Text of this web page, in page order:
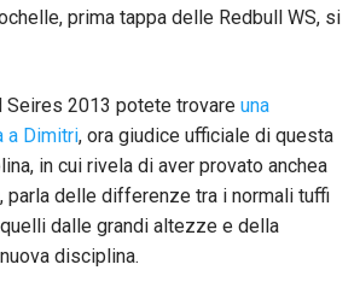
prima tappa delle Redbull WS, si
Seires 2013 potete trovare una
a Dimitri, ora giudice ufficiale di questa
in cui rivela di aver provato anchea
parla delle differenze tra i normali tuffi
dalle grandi altezze e della
disciplina.